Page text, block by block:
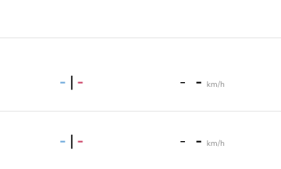
- | - - - km/h
- | - - - km/h